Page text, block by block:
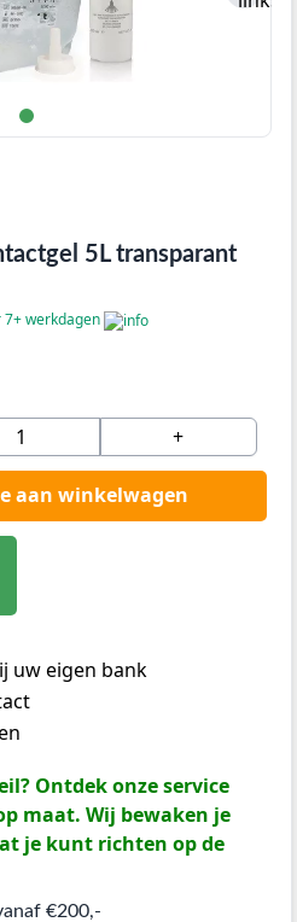
5L transparant
7+ werkdagen
+
aan winkelwagen
Ontdek onze service
maat. Wij bewaken je
je kunt richten op de
€200,-